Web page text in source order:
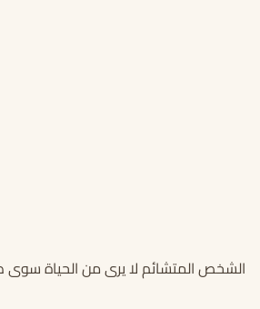
الشخص المتشائم لا يرى من الحياة سوى